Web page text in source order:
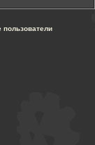
пользователи